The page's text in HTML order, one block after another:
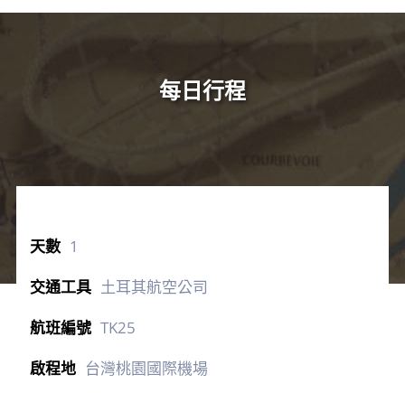
每日行程
1
土耳其航空公司
TK25
台灣桃園國際機場